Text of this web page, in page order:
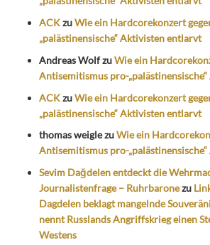
ACKzuWie ein Hardcorekonzert
„palästinensische“ Aktivisten entlarvt
Andreas WolfzuWie ein
Antisemitismus pro-
ACKzuWie ein Hardcorekonzert
„palästinensische“ Aktivisten entlarvt
thomas weiglezuWie ein
Antisemitismus pro-
Sevim Dağdelen entdeckt die
Journalistenfrage – Ruhrbaronezu
Dagdelen beklagt mangelnde
nennt Russlands Angriffskrieg einen
Westens